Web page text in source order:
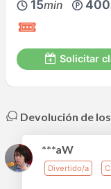
15min 400
Solicitar
Devolución de
***aW
Divertido/a